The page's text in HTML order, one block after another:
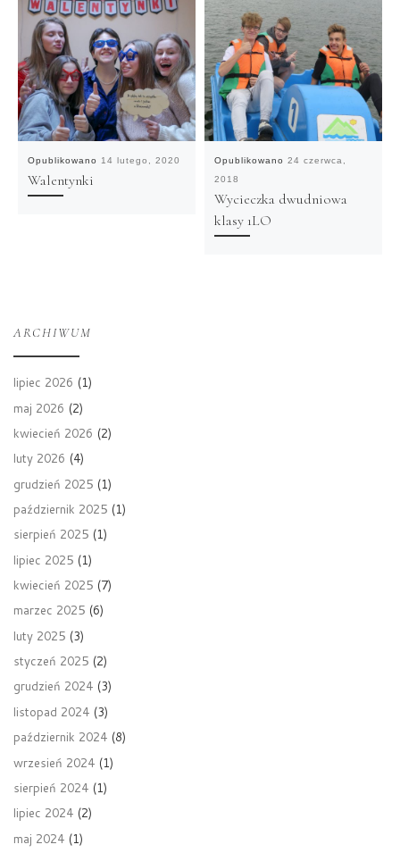
Opublikowano 14 lutego, 2020
Walentynki
Opublikowano 24 czerwca,
2018
Wycieczka dwudniowa
klasy 1LO
ARCHIWUM
lipiec 2026 (1)
maj 2026 (2)
kwiecień 2026 (2)
luty 2026 (4)
grudzień 2025 (1)
październik 2025 (1)
sierpień 2025 (1)
lipiec 2025 (1)
kwiecień 2025 (7)
marzec 2025 (6)
luty 2025 (3)
styczeń 2025 (2)
grudzień 2024 (3)
listopad 2024 (3)
październik 2024 (8)
wrzesień 2024 (1)
sierpień 2024 (1)
lipiec 2024 (2)
maj 2024 (1)